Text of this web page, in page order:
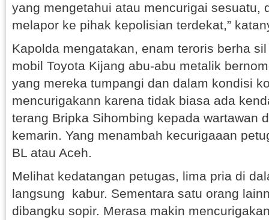
yang mengetahui atau mencurigai sesuatu,
melapor ke pihak kepolisian terdekat,”
Kapolda mengatakan, enam teroris berha
mobil Toyota Kijang abu-abu metalik
yang mereka tumpangi dan dalam kondisi
mencurigakann karena tidak biasa ada
terang Bripka Sihombing kepada wartawan
kemarin. Yang menambah kecurigaaan
BL atau Aceh.
Melihat kedatangan petugas, lima pria di
langsung kabur. Sementara satu orang
dibangku sopir. Merasa makin